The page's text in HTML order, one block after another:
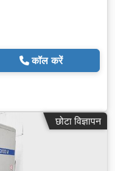
कॉल करें
छोटा विज्ञापन